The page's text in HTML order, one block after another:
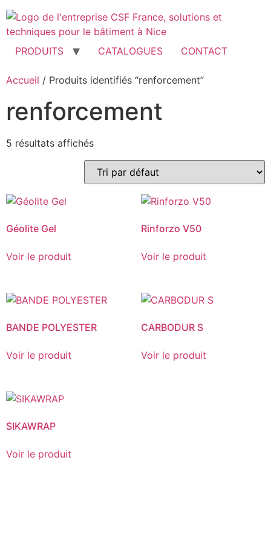
Aller
au
contenu
PRODUITS
CATALOGUES CONTACT
Accueil / Produits identifiés “renforcement”
renforcement
5 résultats affichés
Géolite Gel
Voir le produit
Rinforzo V50
Voir le produit
BANDE POLYESTER
Voir le produit
CARBODUR S
Voir le produit
SIKAWRAP
Voir le produit